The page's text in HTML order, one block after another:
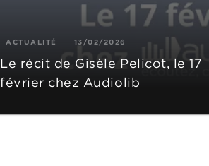
ACTUALITÉ 13/02/2026
Le récit de Gisèle Pelicot, le 17
février chez Audiolib